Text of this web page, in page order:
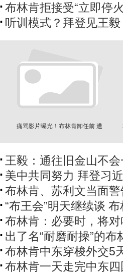
布林肯拒接受“立即停
听训模式？拜登见王
痛骂影片曝光！布林肯卸任前 遭
王毅：通往旧金山不
美中共同努力 拜登习
布林肯、苏利文当面
“布王会”明天继续谈
布林肯：必要时，将
出了名“耐磨耐操”的布
布林肯中东穿梭外交5
布林肯一天走完中东